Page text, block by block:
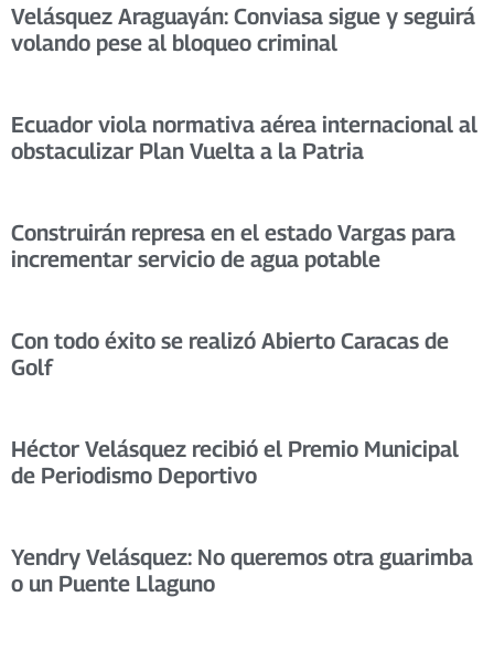
Velásquez Araguayán: Conviasa sigue y seguirá
volando pese al bloqueo criminal
Ecuador viola normativa aérea internacional al
obstaculizar Plan Vuelta a la Patria
Construirán represa en el estado Vargas para
incrementar servicio de agua potable
Con todo éxito se realizó Abierto Caracas de
Golf
Héctor Velásquez recibió el Premio Municipal
de Periodismo Deportivo
Yendry Velásquez: No queremos otra guarimba
o un Puente Llaguno